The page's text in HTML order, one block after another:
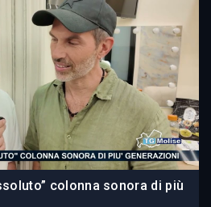
colonna sonora di più